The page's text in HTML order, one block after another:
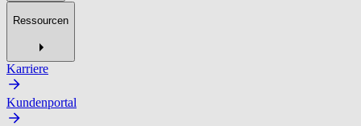
Ressourcen
Karriere
Kundenportal